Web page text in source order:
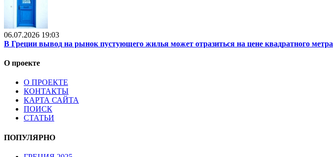
06.07.2026 19:03
В Греции вывод на рынок пустующего жилья может отразиться на цене квадратного метра
О проекте
О ПРОЕКТЕ
КОНТАКТЫ
КАРТА САЙТА
ПОИСК
СТАТЬИ
ПОПУЛЯРНО